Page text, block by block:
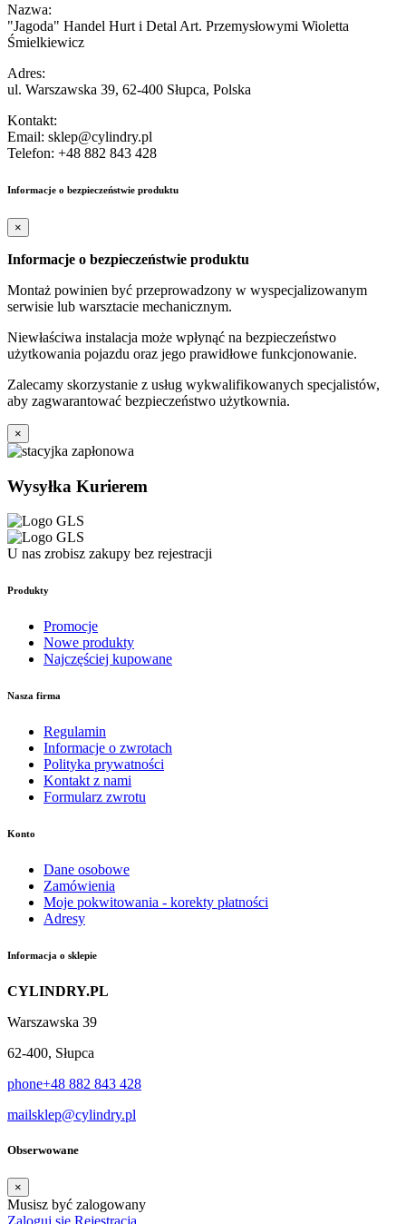
Nazwa:
"Jagoda" Handel Hurt i Detal Art. Przemysłowymi Wioletta
Śmielkiewicz
Adres:
ul. Warszawska 39, 62-400 Słupca, Polska
Kontakt:
Email: sklep@cylindry.pl
Telefon: +48 882 843 428
Informacje o bezpieczeństwie produktu
×
Informacje o bezpieczeństwie produktu
Montaż powinien być przeprowadzony w wyspecjalizowanym
serwisie lub warsztacie mechanicznym.
Niewłaściwa instalacja może wpłynąć na bezpieczeństwo
użytkowania pojazdu oraz jego prawidłowe funkcjonowanie.
Zalecamy skorzystanie z usług wykwalifikowanych specjalistów,
aby zagwarantować bezpieczeństwo użytkownia.
×
Wysyłka Kurierem
U nas zrobisz zakupy bez rejestracji
Produkty
Promocje
Nowe produkty
Najczęściej kupowane
Nasza firma
Regulamin
Informacje o zwrotach
Polityka prywatności
Kontakt z nami
Formularz zwrotu
Konto
Dane osobowe
Zamówienia
Moje pokwitowania - korekty płatności
Adresy
Informacja o sklepie
CYLINDRY.PL
Warszawska 39
62-400, Słupca
phone+48 882 843 428
mailsklep@cylindry.pl
Obserwowane
×
Musisz być zalogowany